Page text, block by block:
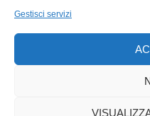
Gestisci servizi